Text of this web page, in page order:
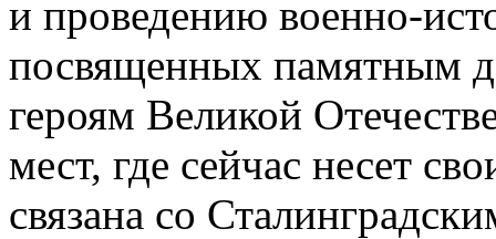
и проведению военно-
посвященных памятным
героям Великой
мест, где сейчас несет
связана со